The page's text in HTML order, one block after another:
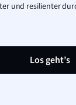
und resilienter
Los geht’s